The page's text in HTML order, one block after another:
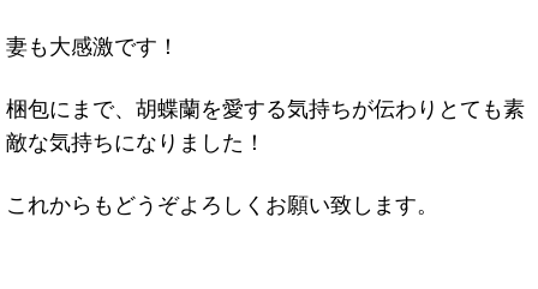
妻も大感激です！
梱包にまで、胡蝶蘭を愛する気持ちが伝わりとても素
敵な気持ちになりました！
これからもどうぞよろしくお願い致します。